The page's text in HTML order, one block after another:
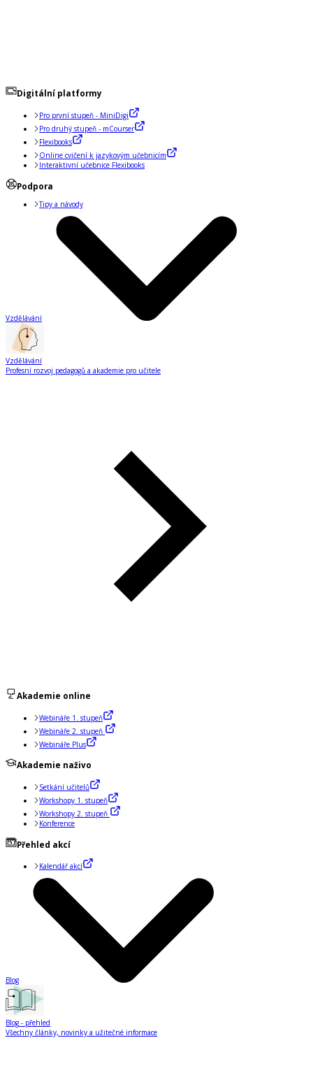
Digitální platformy
Pro první stupeň - MiniDigi
Pro druhý stupeň - mCourser
Flexibooks
Online cvičení k jazykovým učebnicím
Interaktivní učebnice Flexibooks
Podpora
Tipy a návody
Vzdělávání
Vzdělávání
Profesní rozvoj pedagogů a akademie pro učitele
Akademie online
Webináře 1. stupeň
Webináře 2. stupeň
Webináře Plus
Akademie naživo
Setkání učitelů
Workshopy 1. stupeň
Workshopy 2. stupeň
Konference
Přehled akcí
Kalendář akcí
Blog
Blog - přehled
Všechny články, novinky a užitečné informace